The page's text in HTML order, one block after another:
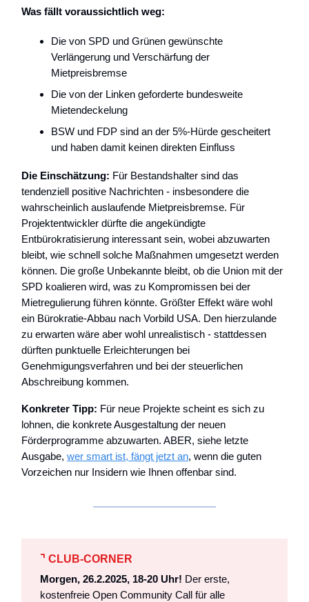
Was fällt voraussichtlich weg:
Die von SPD und Grünen gewünschte
Verlängerung und Verschärfung der
Mietpreisbremse
Die von der Linken geforderte bundesweite
Mietendeckelung
BSW und FDP sind an der 5%-Hürde gescheitert
und haben damit keinen direkten Einfluss
Die Einschätzung: Für Bestandshalter sind das
tendenziell positive Nachrichten - insbesondere die
wahrscheinlich auslaufende Mietpreisbremse. Für
Projektentwickler dürfte die angekündigte
Entbürokratisierung interessant sein, wobei abzuwarten
bleibt, wie schnell solche Maßnahmen umgesetzt werden
können. Die große Unbekannte bleibt, ob die Union mit der
SPD koalieren wird, was zu Kompromissen bei der
Mietregulierung führen könnte. Größter Effekt wäre wohl
ein Bürokratie-Abbau nach Vorbild USA. Den hierzulande
zu erwarten wäre aber wohl unrealistisch - stattdessen
dürften punktuelle Erleichterungen bei
Genehmigungsverfahren und bei der steuerlichen
Abschreibung kommen.
Konkreter Tipp: Für neue Projekte scheint es sich zu
lohnen, die konkrete Ausgestaltung der neuen
Förderprogramme abzuwarten. ABER, siehe letzte
Ausgabe, wer smart ist, fängt jetzt an, wenn die guten
Vorzeichen nur Insidern wie Ihnen offenbar sind.
⌝ CLUB-CORNER
Morgen, 26.2.2025, 18-20 Uhr! Der erste,
kostenfreie Open Community Call für alle